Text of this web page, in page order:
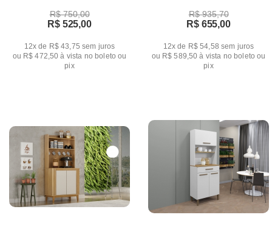
R$ 750,00
R$ 525,00
12x de R$ 43,75 sem juros
ou R$ 472,50 à vista no boleto ou
pix
R$ 935,70
R$ 655,00
12x de R$ 54,58 sem juros
ou R$ 589,50 à vista no boleto ou
pix